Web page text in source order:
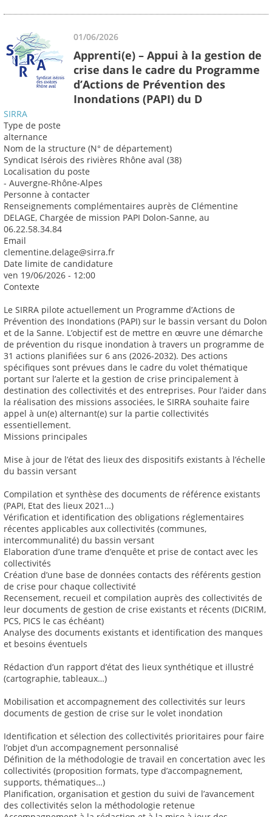
01/06/2026
Apprenti(e) – Appui à la gestion de
crise dans le cadre du Programme
d’Actions de Prévention des
Inondations (PAPI) du D
SIRRA
Type de poste
alternance
Nom de la structure (N° de département)
Syndicat Isérois des rivières Rhône aval (38)
Localisation du poste
- Auvergne-Rhône-Alpes
Personne à contacter
Renseignements complémentaires auprès de Clémentine
DELAGE, Chargée de mission PAPI Dolon-Sanne, au
06.22.58.34.84
Email
clementine.delage@sirra.fr
Date limite de candidature
ven 19/06/2026 - 12:00
Contexte
Le SIRRA pilote actuellement un Programme d’Actions de
Prévention des Inondations (PAPI) sur le bassin versant du Dolon
et de la Sanne. L’objectif est de mettre en œuvre une démarche
de prévention du risque inondation à travers un programme de
31 actions planifiées sur 6 ans (2026-2032). Des actions
spécifiques sont prévues dans le cadre du volet thématique
portant sur l’alerte et la gestion de crise principalement à
destination des collectivités et des entreprises. Pour l’aider dans
la réalisation des missions associées, le SIRRA souhaite faire
appel à un(e) alternant(e) sur la partie collectivités
essentiellement.
Missions principales
Mise à jour de l’état des lieux des dispositifs existants à l’échelle
du bassin versant
Compilation et synthèse des documents de référence existants
(PAPI, Etat des lieux 2021…)
Vérification et identification des obligations réglementaires
récentes applicables aux collectivités (communes,
intercommunalité) du bassin versant
Elaboration d’une trame d’enquête et prise de contact avec les
collectivités
Création d’une base de données contacts des référents gestion
de crise pour chaque collectivité
Recensement, recueil et compilation auprès des collectivités de
leur documents de gestion de crise existants et récents (DICRIM,
PCS, PICS le cas échéant)
Analyse des documents existants et identification des manques
et besoins éventuels
Rédaction d’un rapport d’état des lieux synthétique et illustré
(cartographie, tableaux…)
Mobilisation et accompagnement des collectivités sur leurs
documents de gestion de crise sur le volet inondation
Identification et sélection des collectivités prioritaires pour faire
l’objet d’un accompagnement personnalisé
Définition de la méthodologie de travail en concertation avec les
collectivités (proposition formats, type d’accompagnement,
supports, thématiques…)
Planification, organisation et gestion du suivi de l’avancement
des collectivités selon la méthodologie retenue